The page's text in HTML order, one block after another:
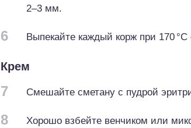
2–3 мм.
6 Выпекайте каждый корж при 170 °C
Крем
7 Смешайте сметану с пудрой
8 Хорошо взбейте венчиком или